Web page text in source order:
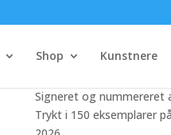
Shop Kunstnere
Ole
1.000,00kr.
Signeret og nummereret
Trykt i 150 eksemplarer